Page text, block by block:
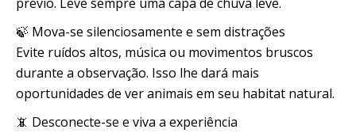
🍃 Mova-se silenciosamente e sem distrações
Evite ruídos altos, música ou movimentos bruscos
durante a observação. Isso lhe dará mais
oportunidades de ver animais em seu habitat natural.
📵 Desconecte-se e viva a experiência